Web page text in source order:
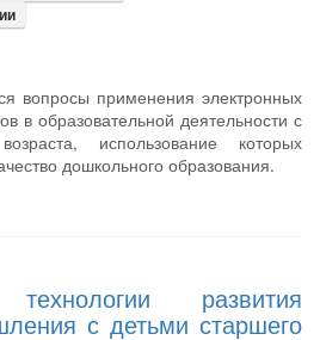
вопросы применения электронных
в образовательной деятельности с
использование которых
дошкольного образования.
технологии развития
с детьми старшего